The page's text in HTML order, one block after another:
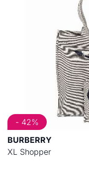
BURBERRY
XL Shopper
- 42%